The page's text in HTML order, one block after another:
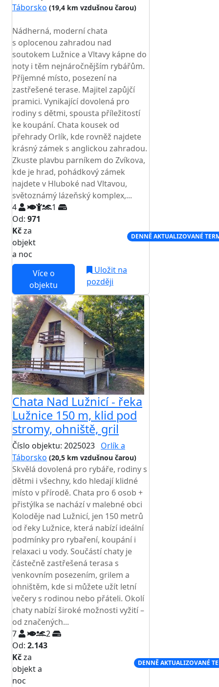
Táborsko (19,4 km vzdušnou čarou)
Nádherná, moderní chata
s oplocenou zahradou nad
soutokem Lužnice a Vltavy kápne do
noty i těm nejnáročnějším rybářům.
Příjemné místo, posezení na
zastřešené terase. Majitel zapůjčí
pramici. Vynikající dovolená pro
rodiny s dětmi, spousta příležitostí
ke koupání. Chata kousek od
přehrady Orlík, kde rovněž najdete
krásný zámek s anglickou zahradou.
Zkuste plavbu parníkem do Zvíkova,
kde je hrad, pohádkový zámek
najdete v Hluboké nad Vltavou,
světoznámý lázeňský komplex,...
4
1
Od: 971
Kčza
objekt
a noc
DENNĚ AKTUALIZOVANÉ
Více o
objektu
Uložit na
později
Chata Nad Lužnicí - řeka
Lužnice 150 m, klid pod
stromy, ohniště, gril
Číslo objektu: 2025023 Orlík a
Táborsko (20,5 km vzdušnou čarou)
Skvělá dovolená pro rybáře, rodiny s
dětmi i všechny, kdo hledají klidné
místo v přírodě. Chata pro 6 osob +
přistýlka se nachází v malebné obci
Koloděje nad Lužnicí, jen 150 metrů
od řeky Lužnice, která nabízí ideální
podmínky pro rybaření, koupání i
relaxaci u vody. Součástí chaty je
částečně zastřešená terasa s
venkovním posezením, grilem a
ohništěm, kde si můžete užít letní
večery s rodinou nebo přáteli. Okolí
chaty nabízí široké možnosti vyžití –
od značených...
7
2
Od: 2.143
Kčza
objekt a
noc
DENNĚ AKTUALIZOVANÉ